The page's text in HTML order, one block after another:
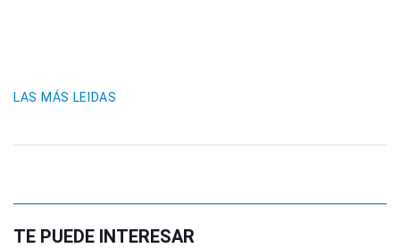
LAS MÁS LEIDAS
TE PUEDE INTERESAR